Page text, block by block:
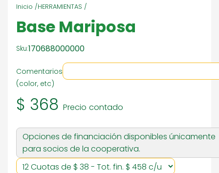
Inicio /HERRAMIENTAS /
Base Mariposa
Sku:170688000000
Comentarios
(color, etc)
$ 368 Precio contado
Opciones de financiación disponibles únicamente
para socios de la cooperativa.